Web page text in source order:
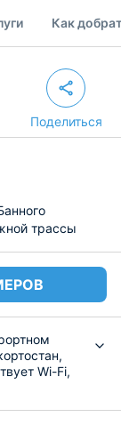
Как
Поделиться
трассы
Wi-Fi,